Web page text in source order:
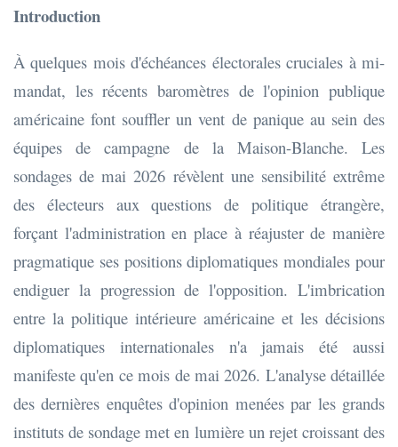
Introduction
À quelques mois d'échéances électorales cruciales à mi-
mandat, les récents baromètres de l'opinion publique
américaine font souffler un vent de panique au sein des
équipes de campagne de la Maison-Blanche. Les
sondages de mai 2026 révèlent une sensibilité extrême
des électeurs aux questions de politique étrangère,
forçant l'administration en place à réajuster de manière
pragmatique ses positions diplomatiques mondiales pour
endiguer la progression de l'opposition. L'imbrication
entre la politique intérieure américaine et les décisions
diplomatiques internationales n'a jamais été aussi
manifeste qu'en ce mois de mai 2026. L'analyse détaillée
des dernières enquêtes d'opinion menées par les grands
instituts de sondage met en lumière un rejet croissant des